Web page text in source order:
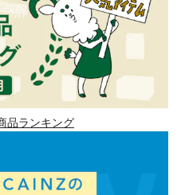
品ランキング